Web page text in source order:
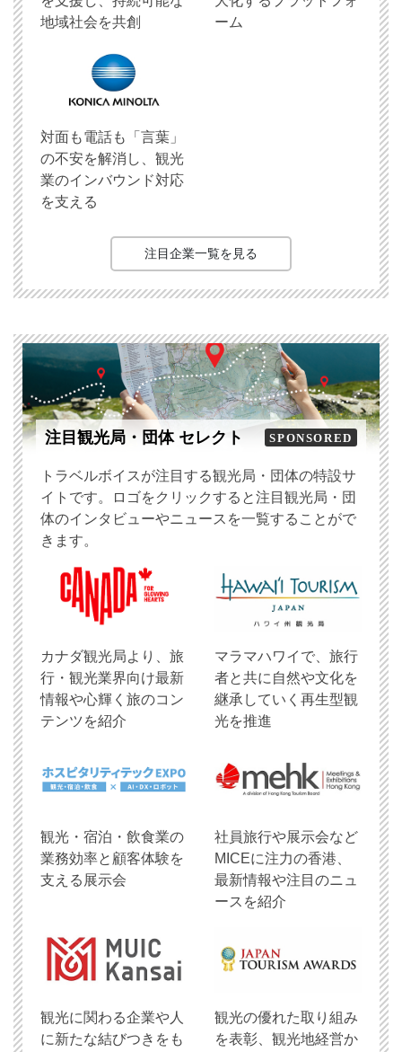
地域社会を共創
ーム
対面も電話も「言葉」
の不安を解消し、観光
業のインバウンド対応
を支える
注目企業一覧を見る
注目観光局・団体 セレクト SPONSORED
トラベルボイスが注目する観光局・団体の特設サ
イトです。ロゴをクリックすると注目観光局・団
体のインタビューやニュースを一覧することがで
きます。
​カナダ観光局より、旅
行・観光業界向け最新
情報や心輝く旅のコン
テンツを紹介
マラマハワイで、旅行
者と共に自然や文化を
継承していく再生型観
光を推進
観光・宿泊・飲食業の
業務効率と顧客体験を
支える展示会
社員旅行や展示会など
MICEに注力の香港、
最新情報や注目のニュ
ースを紹介
観光に関わる企業や人
に新たな結びつきをも
観光の優れた取り組み
を表彰、観光地経営か